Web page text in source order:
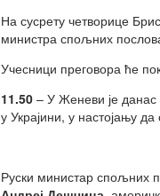
На сусрету четворице
министра спољних
Учесници преговора ће
11.50 – У Женеви је данас
у Украјини, у настојању
Руски министар спољних